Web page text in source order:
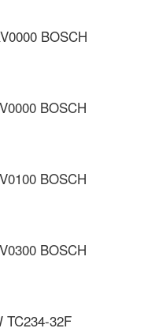
BOSCH
BOSCH
BOSCH
BOSCH
TC234-32F